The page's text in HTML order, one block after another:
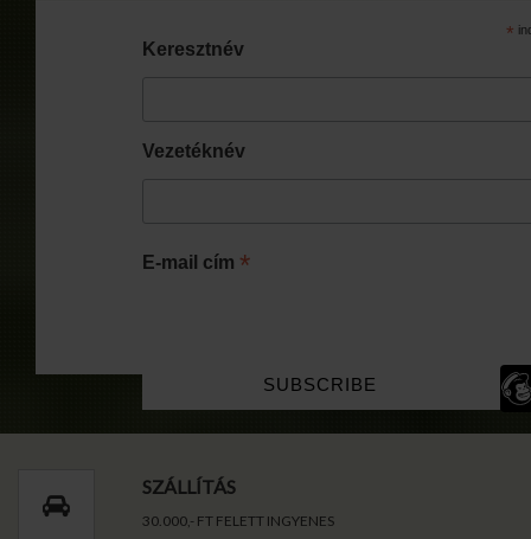
*
Keresztnév
Vezetéknév
E-mail cím *
SZÁLLÍTÁS
30.000,- FT FELETT INGYENES